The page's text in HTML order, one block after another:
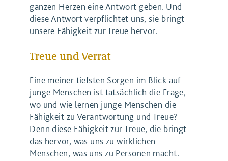
ganzen Herzen eine Antwort geben. Und
diese Antwort verpflichtet uns, sie bringt
unsere Fähigkeit zur Treue hervor.
Treue und Verrat
Eine meiner tiefsten Sorgen im Blick auf
junge Menschen ist tatsächlich die Frage,
wo und wie lernen junge Menschen die
Fähigkeit zu Verantwortung und Treue?
Denn diese Fähigkeit zur Treue, die bringt
das hervor, was uns zu wirklichen
Menschen, was uns zu Personen macht.